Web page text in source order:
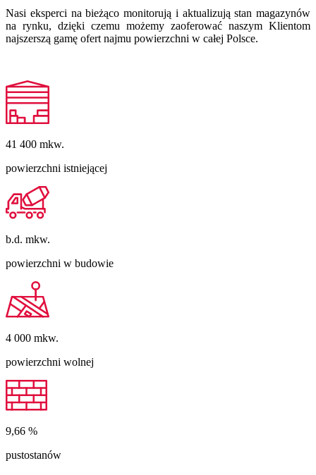
Nasi eksperci na bieżąco monitorują i aktualizują stan magazynów
na rynku, dzięki czemu możemy zaoferować naszym Klientom
najszerszą gamę ofert najmu powierzchni w całej Polsce.
41 400 mkw.
powierzchni istniejącej
b.d. mkw.
powierzchni w budowie
4 000 mkw.
powierzchni wolnej
9,66 %
pustostanów